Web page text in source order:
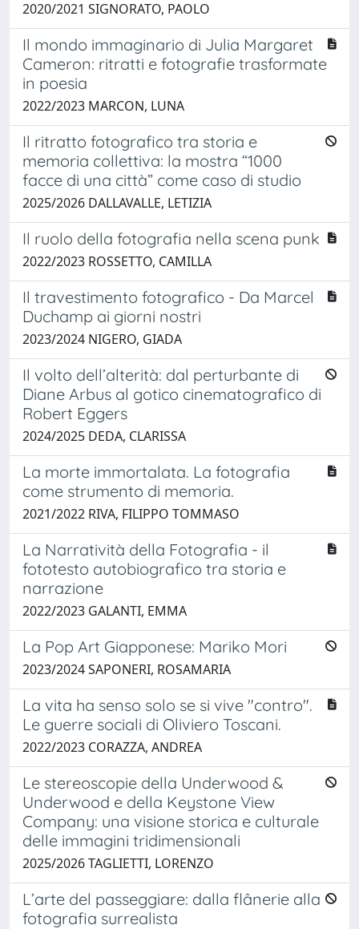
2020/2021 SIGNORATO, PAOLO
Il mondo immaginario di Julia Margaret
Cameron: ritratti e fotografie trasformate
in poesia
2022/2023 MARCON, LUNA
Il ritratto fotografico tra storia e
memoria collettiva: la mostra “1000
facce di una città” come caso di studio
2025/2026 DALLAVALLE, LETIZIA
Il ruolo della fotografia nella scena punk
2022/2023 ROSSETTO, CAMILLA
Il travestimento fotografico - Da Marcel
Duchamp ai giorni nostri
2023/2024 NIGERO, GIADA
Il volto dell’alterità: dal perturbante di
Diane Arbus al gotico cinematografico di
Robert Eggers
2024/2025 DEDA, CLARISSA
La morte immortalata. La fotografia
come strumento di memoria.
2021/2022 RIVA, FILIPPO TOMMASO
La Narratività della Fotografia - il
fototesto autobiografico tra storia e
narrazione
2022/2023 GALANTI, EMMA
La Pop Art Giapponese: Mariko Mori
2023/2024 SAPONERI, ROSAMARIA
La vita ha senso solo se si vive "contro".
Le guerre sociali di Oliviero Toscani.
2022/2023 CORAZZA, ANDREA
Le stereoscopie della Underwood &
Underwood e della Keystone View
Company: una visione storica e culturale
delle immagini tridimensionali
2025/2026 TAGLIETTI, LORENZO
L’arte del passeggiare: dalla flânerie alla
fotografia surrealista